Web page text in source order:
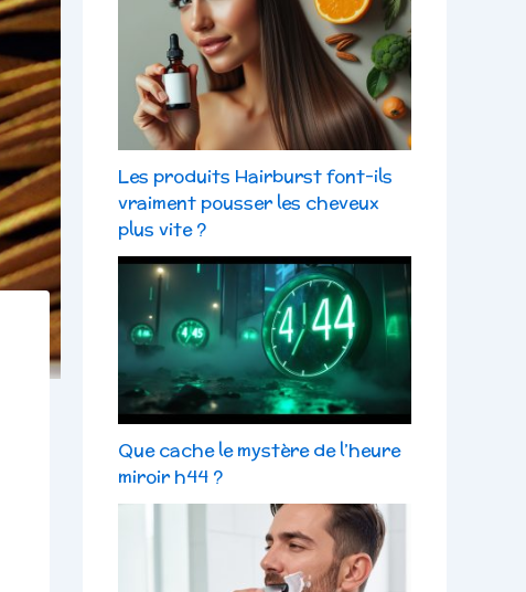
Les produits Hairburst font-ils
vraiment pousser les cheveux
plus vite ?
Que cache le mystère de l’heure
miroir h44 ?